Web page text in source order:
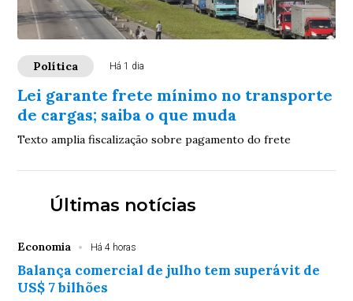
Política Há 1 dia
Lei garante frete mínimo no transporte
de cargas; saiba o que muda
Texto amplia fiscalização sobre pagamento do frete
Últimas notícias
Economia Há 4 horas
Balança comercial de julho tem superávit de
US$ 7 bilhões